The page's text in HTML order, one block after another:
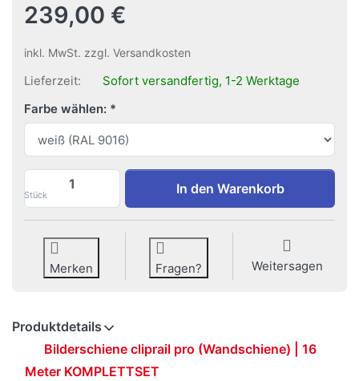
239,00 €
inkl. MwSt. zzgl. Versandkosten
Lieferzeit:
Sofort versandfertig, 1-2 Werktage
Farbe wählen:
Stück
Bilderschiene cliprail pro | 16M Komplett
In den Warenkorb
Merken Fragen? Weitersagen
Produktdetails
Bilderschiene cliprail pro (Wandschiene) | 16
Meter KOMPLETTSET